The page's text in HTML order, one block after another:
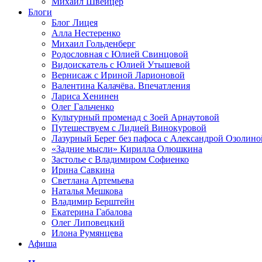
Блоги
Блог Лицея
Алла Нестеренко
Михаил Гольденберг
Родословная с Юлией Свинцовой
Видоискатель с Юлией Утышевой
Вернисаж с Ириной Ларионовой
Валентина Калачёва. Впечатления
Лариса Хенинен
Олег Гальченко
Культурный променад с Зоей Арнаутовой
Путешествуем с Лидией Винокуровой
Лазурный Берег без пафоса с Александрой
«Задние мысли» Кирилла Олюшкина
Застолье с Владимиром Софиенко
Ирина Савкина
Светлана Артемьева
Наталья Мешкова
Владимир Берштейн
Екатерина Габалова
Олег Липовецкий
Илона Румянцева
Афиша